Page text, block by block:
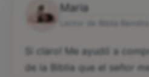
Maria
Si claro! Me ayudó a
de la Biblia que el señor